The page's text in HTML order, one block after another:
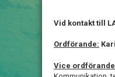
Vid kontakt till
Ordförande:
Vice ordförande